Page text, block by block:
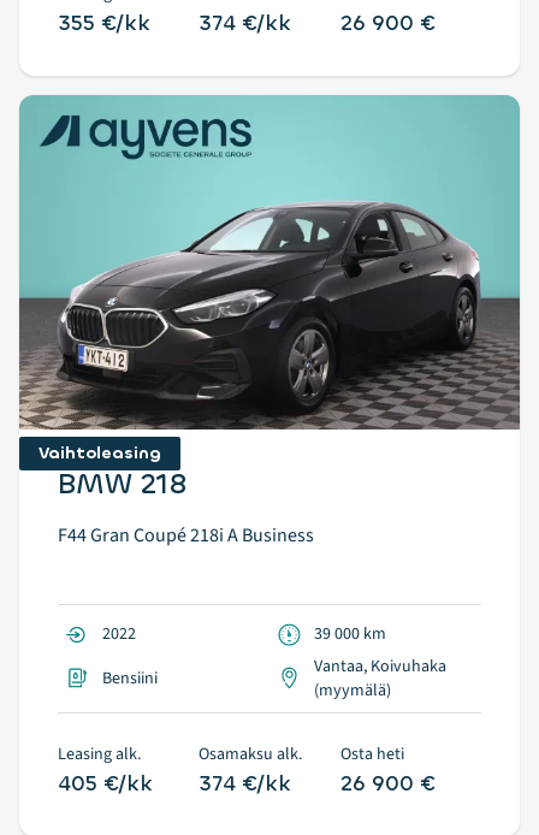
355 €/kk 374 €/kk 26 900 €
Vaihtoleasing
BMW 218
F44 Gran Coupé 218i A Business
2022
39 000 km
Bensiini
Vantaa, Koivuhaka
(myymälä)
Leasing alk.
405 €/kk
Osamaksu alk.
374 €/kk
Osta heti
26 900 €